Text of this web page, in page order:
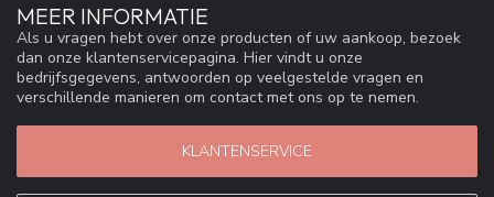
MEER INFORMATIE
Als u vragen hebt over onze producten of uw aankoop, bezoek
dan onze klantenservicepagina. Hier vindt u onze
bedrijfsgegevens, antwoorden op veelgestelde vragen en
verschillende manieren om contact met ons op te nemen.
KLANTENSERVICE